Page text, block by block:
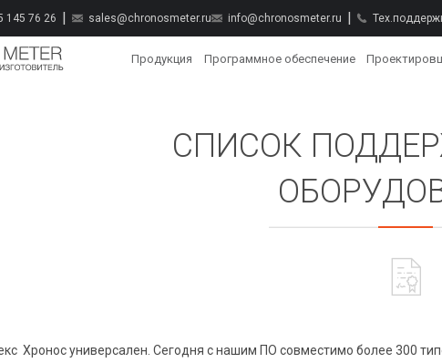
145 76 26 sales@chronosmeter.ru info@chronosmeter.ru
Продукция Программное обеспечение
СПИСОК
Хронос универсален. Сегодня с нашим ПО совместимо более 300